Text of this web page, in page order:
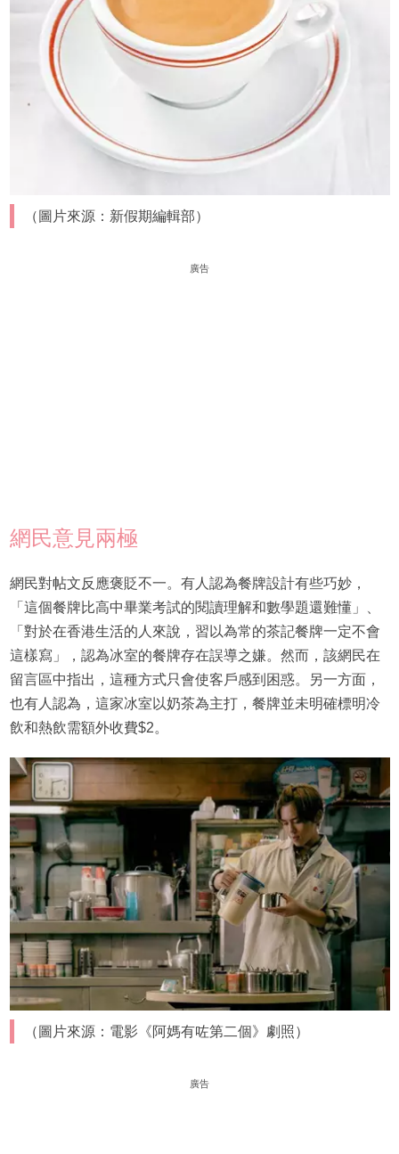
（圖片來源：新假期編輯部）
廣告
網民意見兩極
網民對帖文反應褒貶不一。有人認為餐牌設計有些巧妙，
「這個餐牌比高中畢業考試的閱讀理解和數學題還難懂」、
「對於在香港生活的人來說，習以為常的茶記餐牌一定不會
這樣寫」，認為冰室的餐牌存在誤導之嫌。然而，該網民在
留言區中指出，這種方式只會使客戶感到困惑。另一方面，
也有人認為，這家冰室以奶茶為主打，餐牌並未明確標明冷
飲和熱飲需額外收費$2。
（圖片來源：電影《阿媽有咗第二個》劇照）
廣告